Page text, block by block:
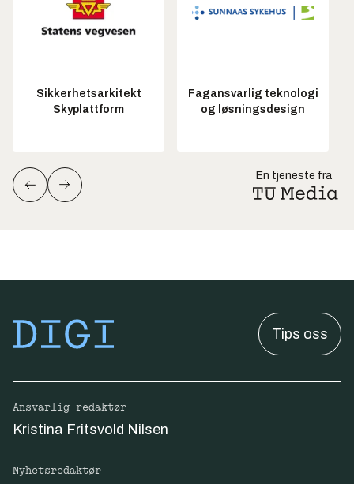
Sikkerhetsarkitekt
Skyplattform
Fagansvarlig teknologi
og løsningsdesign
En tjeneste fra
Tips oss
Ansvarlig redaktør
Kristina Fritsvold Nilsen
Nyhetsredaktør